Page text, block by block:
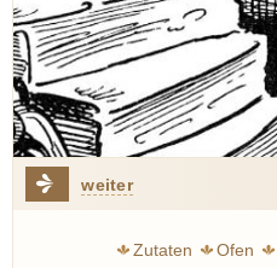
weiter
Zutaten Ofen